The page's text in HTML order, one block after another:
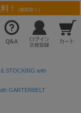
! （離島除く）
STOCKING with
GARTERBELT